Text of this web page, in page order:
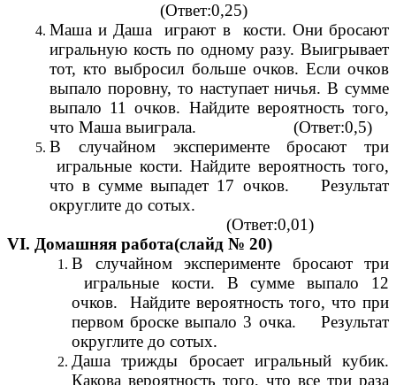
(Ответ:0,25)
Маша и Даша играют в кости. Они бросают
игральную кость по одному разу. Выигрывает
тот, кто выбросил больше очков. Если очков
выпало поровну, то наступает ничья. В сумме
выпало 11 очков. Найдите вероятность того,
что Маша выиграла. (Ответ:0,5)
В случайном эксперименте бросают три
игральные кости. Найдите вероятность того,
что в сумме выпадет 17 очков. Результат
округлите до сотых.
(Ответ:0,01)
VI. Домашняя работа(слайд № 20)
В случайном эксперименте бросают три
игральные кости. В сумме выпало 12
очков. Найдите вероятность того, что при
первом броске выпало 3 очка. Результат
округлите до сотых.
Даша трижды бросает игральный кубик.
Какова вероятность того, что все три раза